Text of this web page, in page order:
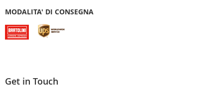
MODALITA' DI CONSEGNA
Get in Touch